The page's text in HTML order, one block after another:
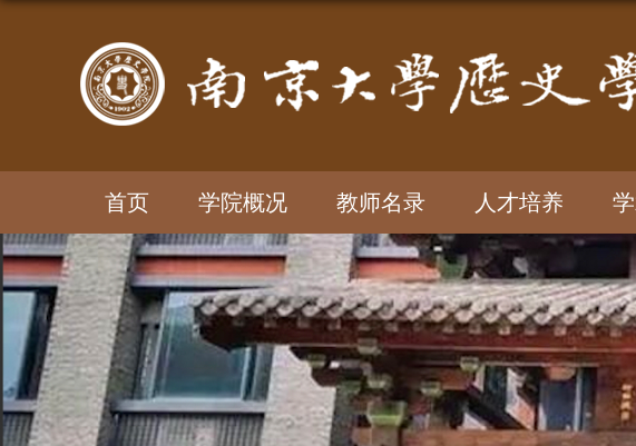
首页 学院概况 教师名录 人才培养